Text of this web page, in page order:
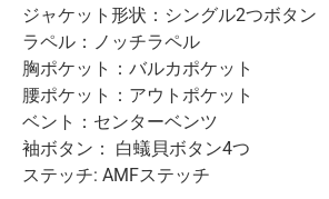
ジャケット形状：シングル2つボタン
ラペル：ノッチラペル
胸ポケット：バルカポケット
腰ポケット：アウトポケット
ベント：センターベンツ
袖ボタン： 白蟻貝ボタン4つ
ステッチ: AMFステッチ